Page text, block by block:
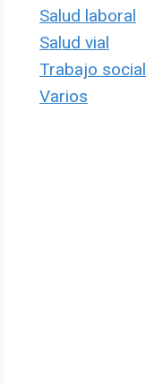
Salud laboral
Salud vial
Trabajo social
Varios